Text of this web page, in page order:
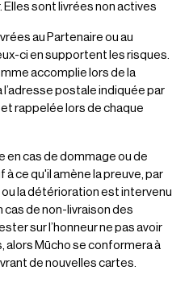
sont livrées non actives
au Partenaire ou au
ci en supportent les risques.
accomplie lors de la
postale indiquée par
rappelée lors de chaque
en cas de dommage ou de
ce qu'il amène la preuve, par
la détérioration est intervenu
cas de non-livraison des
sur l’honneur ne pas avoir
alors Mūcho se conformera à
de nouvelles cartes.